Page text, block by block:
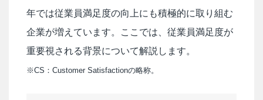
年では従業員満足度の向上にも積極的に取り組む
企業が増えています。ここでは、従業員満足度が
重要視される背景について解説します。
※CS：Customer Satisfactionの略称。